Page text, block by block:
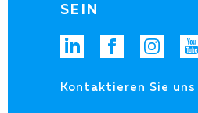
SEIN
Kontaktieren Sie uns